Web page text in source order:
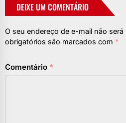
DEIXE UM COMENTÁRIO
O seu endereço de e-mail não será
obrigatórios são marcados com *
Comentário *